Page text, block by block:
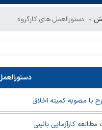
تشویقی
تماس با ما
دستورالعمل های کارگروه
با مصوبه کمیته اخلاق
کارآزمایی بالینی